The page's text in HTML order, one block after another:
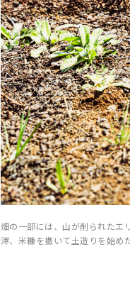
畑の一部には、山が削られたエ
滓、米糠を撒いて土造りを始めた